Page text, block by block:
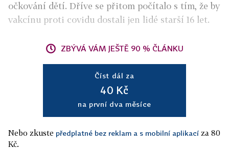
očkování dětí. Dříve se přitom počítalo s tím, že by
vakcínu proti covidu dostali jen lidé starší 16 let.
ZBÝVÁ VÁM JEŠTĚ 90 % ČLÁNKU
Číst dál za
40 Kč
na první dva měsíce
Nebo zkuste předplatné bez reklam a s mobilní aplikací za 80
Kč.